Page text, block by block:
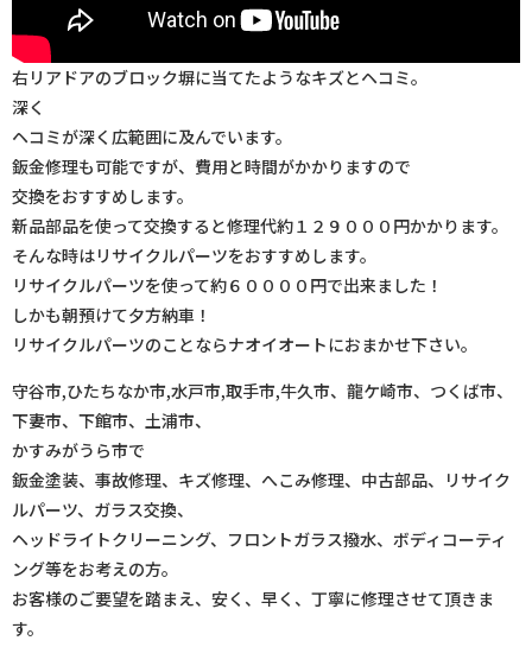
右リアドアのブロック塀に当てたようなキズとヘコミ。
深く
ヘコミが深く広範囲に及んでいます。
鈑金修理も可能ですが、費用と時間がかかりますので
交換をおすすめします。
新品部品を使って交換すると修理代約１２９０００円かかります。
そんな時はリサイクルパーツをおすすめします。
リサイクルパーツを使って約６００００円で出来ました！
しかも朝預けて夕方納車！
リサイクルパーツのことならナオイオートにおまかせ下さい。
守谷市,ひたちなか市,水戸市,取手市,牛久市、龍ケ崎市、つくば市、
下妻市、下館市、土浦市、
かすみがうら市で
鈑金塗装、事故修理、キズ修理、へこみ修理、中古部品、リサイク
ルパーツ、ガラス交換、
ヘッドライトクリーニング、フロントガラス撥水、ボディコーティ
ング等をお考えの方。
お客様のご要望を踏まえ、安く、早く、丁寧に修理させて頂きま
す。